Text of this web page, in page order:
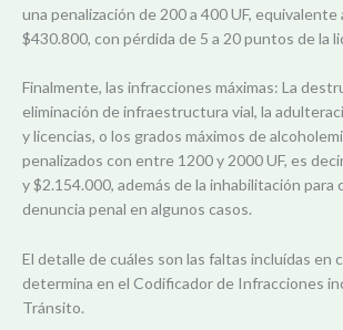
una penalización de 200 a 400 UF,
$430.800, con pérdida de 5 a 20 puntos de la
Finalmente, las infracciones máximas: La
eliminación de infraestructura vial, la
y licencias, o los grados máximos de
penalizados con entre 1200 y 2000 UF, es
y $2.154.000, además de la inhabilitación para
denuncia penal en algunos casos.
El detalle de cuáles son las faltas incluídas en
determina en el Codificador de Infracciones
Tránsito.